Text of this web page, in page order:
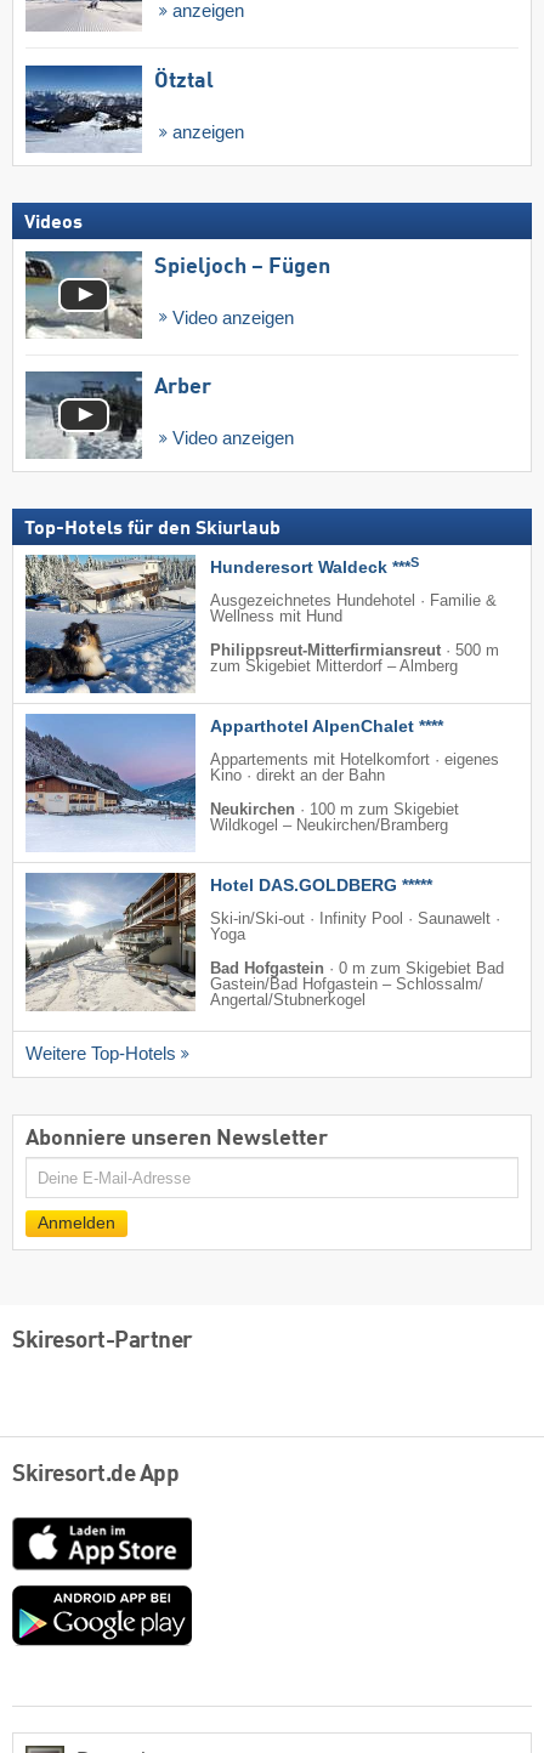
anzeigen
Ötztal
anzeigen
Videos
Spieljoch – Fügen
Video anzeigen
Arber
Video anzeigen
Top-Hotels für den Skiurlaub
Hunderesort Waldeck ***S
Ausgezeichnetes Hundehotel · Familie &
Wellness mit Hund
Philippsreut-Mitterfirmiansreut · 500 m
zum Skigebiet Mitterdorf – Almberg
Apparthotel AlpenChalet ****
Appartements mit Hotelkomfort · eigenes
Kino · direkt an der Bahn
Neukirchen · 100 m zum Skigebiet
Wildkogel – Neukirchen/​Bramberg
Hotel DAS.GOLDBERG *****
Ski-in/Ski-out · Infinity Pool · Saunawelt ·
Yoga
Bad Hofgastein · 0 m zum Skigebiet Bad
Gastein/​Bad Hofgastein – Schlossalm/​
Angertal/​Stubnerkogel
Weitere Top-Hotels
Abonniere unseren Newsletter
E-
Anmelden
Skiresort-Partner
Skiresort.de App
App
Store
Google